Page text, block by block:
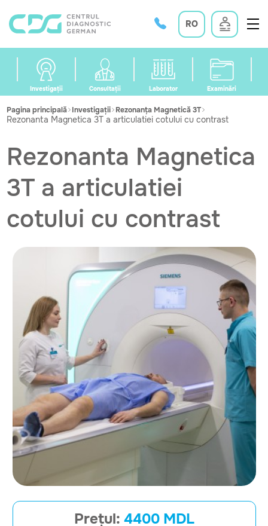
RO
Investigații Consultații Laborator Examinări
Pagina principală Investigații Rezonanța Magnetică 3T
Rezonanta Magnetica 3T a articulatiei cotului cu contrast
Rezonanta Magnetica
3T a articulatiei
cotului cu contrast
Prețul: 4400 MDL